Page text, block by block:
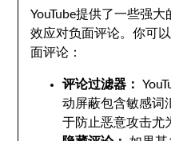
YouTube提供了一些强
效应对负面评论。你可
面评论：
评论过滤器：
动屏蔽包含敏感词
于防止恶意攻击尤